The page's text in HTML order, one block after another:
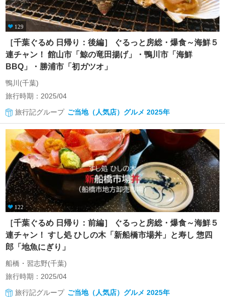
129
［千葉ぐるめ 日帰り：後編］ ぐるっと房総・爆食～海鮮５
連チャン！ 館山市「鯨の竜田揚げ」・鴨川市「海鮮
BBQ」・勝浦市「初ガツオ」
鴨川(千葉)
旅行時期：2025/04
旅行記グループ ご当地（人気店）グルメ 2025年
122
［千葉ぐるめ 日帰り：前編］ ぐるっと房総・爆食～海鮮５
連チャン！ すし処 ひしの木「新船橋市場丼」と寿し 惣四
郎「地魚にぎり」
船橋・習志野(千葉)
旅行時期：2025/04
旅行記グループ ご当地（人気店）グルメ 2025年